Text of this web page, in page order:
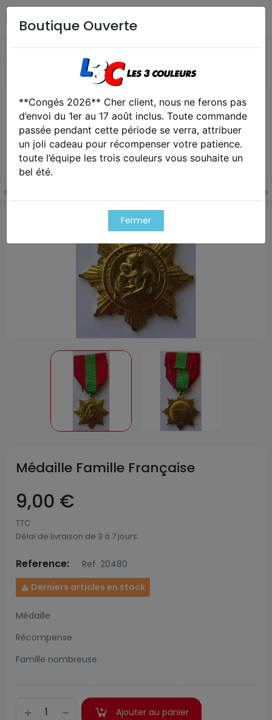
Collection
Médaille Famille Française
9,00 €
TTC
Délai de livraison de 3 à 7 jours.
Reference: Ref. 20480
 Derniers articles en stock
Médaille
Récompense
Famille nombreuse
Ajouter au panier
Boutique Ouverte
**Congés 2026** Cher client, nous ne ferons pas
d’envoi du 1er au 17 août inclus. Toute commande
passée pendant cette période se verra, attribuer
un joli cadeau pour récompenser votre patience.
toute l’équipe les trois couleurs vous souhaite un
bel été.
Fermer